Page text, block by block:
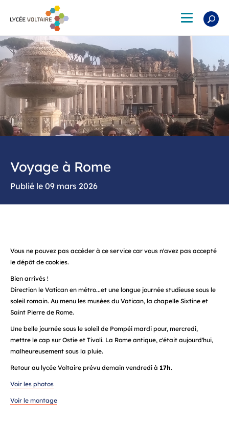
principal
Toggle
navigation
Voyage à Rome
09 mars 2026
Vous ne pouvez pas accéder à ce service car vous n'avez pas accepté
le dépôt de cookies.
Bien arrivés !
Direction le Vatican en métro...et une longue journée studieuse sous le
soleil romain. Au menu les musées du Vatican, la chapelle Sixtine et
Saint Pierre de Rome.
Une belle journée sous le soleil de Pompéi mardi pour, mercredi,
mettre le cap sur Ostie et Tivoli. La Rome antique, c'était aujourd'hui,
malheureusement sous la pluie.
Retour au lycée Voltaire prévu demain vendredi à 17h.
Voir les photos
Voir le montage